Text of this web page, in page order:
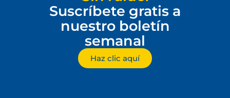
Suscríbete gratis a
nuestro boletín
semanal
Haz clic aquí